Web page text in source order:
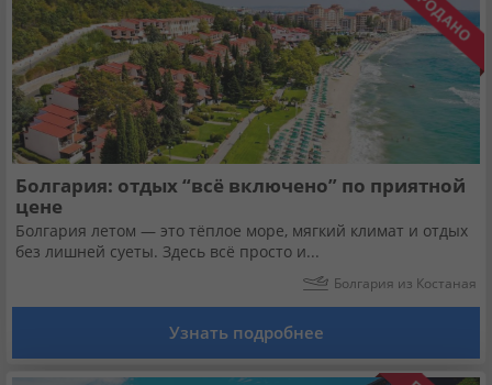
Сертификаты
О нас
Для бизнеса
Контакты
Валюта: KZT USD EUR
Болгария: отдых “всё включено” по приятной
цене
Болгария летом — это тёплое море, мягкий климат и отдых
без лишней суеты. Здесь всё просто и...
Болгария из Костаная
Узнать подробнее